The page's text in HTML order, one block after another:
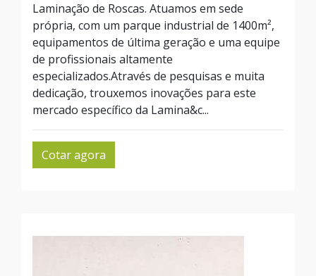
Laminação de Roscas. Atuamos em sede
própria, com um parque industrial de 1400m²,
equipamentos de última geração e uma equipe
de profissionais altamente
especializados.Através de pesquisas e muita
dedicação, trouxemos inovações para este
mercado específico da Lamina&c...
Cotar agora